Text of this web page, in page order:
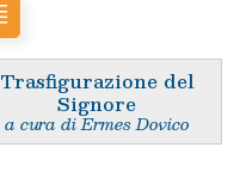
Trasfigurazione del
Signore
a cura di Ermes Dovico